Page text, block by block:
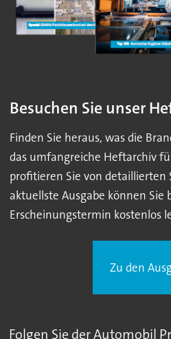
Besuchen Sie unser
Finden Sie heraus, was die
das umfangreiche Heftarchiv
profitieren Sie von detaillierten
aktuellste Ausgabe können Sie
Erscheinungstermin kostenlos
Zu den
Folgen Sie der Automobil